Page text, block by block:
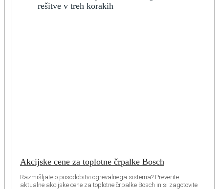
Akcijske cene za toplotne črpalke Bosch
Razmišljate o posodobitvi ogrevalnega sistema? Preverite
aktualne akcijske cene za toplotne črpalke Bosch in si zagotovite